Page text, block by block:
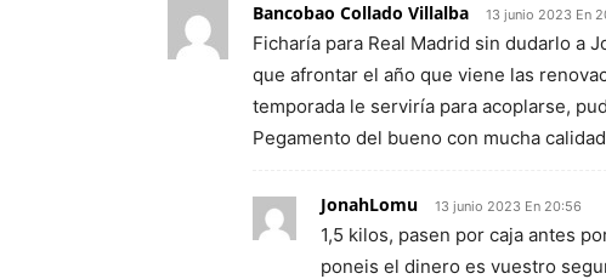
Bancobao Collado Villalba 13 junio 2023 En
Ficharía para Real Madrid sin dudarlo a
que afrontar el año que viene las
temporada le serviría para acoplarse,
Pegamento del bueno con mucha
JonahLomu 13 junio 2023 En 20:56
1,5 kilos, pasen por caja antes
poneis el dinero es vuestro